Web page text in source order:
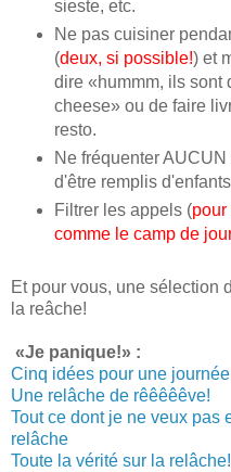
sieste, etc.
Ne pas cuisiner
(deux, si possible!) et
dire «hummm, ils sont
cheese» ou de faire
resto.
Ne fréquenter
d'être remplis
Filtrer les appels (pour
comme le camp de
Et pour vous, une sélection
la reâche!
«Je panique!» :
Cinq idées pour une
Une relâche de rêêêêêve!
Tout ce dont je ne veux pas
relâche
Toute la vérité sur la relâche!